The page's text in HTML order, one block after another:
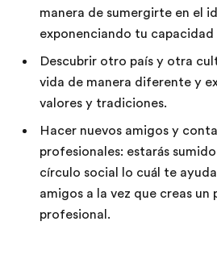
manera de sumergirte en el
exponenciando tu capacidad
Descubrir otro país y otra
vida de manera diferente y
valores y tradiciones.
Hacer nuevos amigos y
profesionales: estarás
círculo social lo cuál te
amigos a la vez que creas un
profesional.